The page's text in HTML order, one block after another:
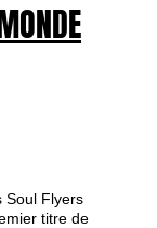
Soul Flyers
titre de